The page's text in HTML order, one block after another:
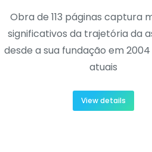
Obra de 113 páginas captura
significativos da trajetória da
desde a sua fundação em
atuais
View details